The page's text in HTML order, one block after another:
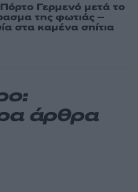
Γερμενό μετά το
της φωτιάς –
στα καμένα σπίτια
άρθρα